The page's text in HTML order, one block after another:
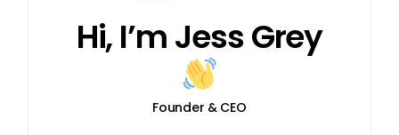
Hi, I’mJess Grey
Founder & CEO